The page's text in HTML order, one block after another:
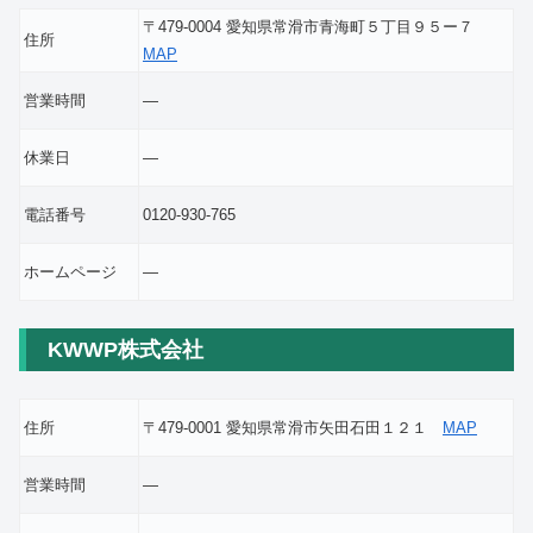
住所
〒479-0004 愛知県常滑市青海町５丁目９５ー７
MAP
営業時間 ―
休業日 ―
電話番号 0120-930-765
ホームページ ―
KWWP株式会社
住所 〒479-0001 愛知県常滑市矢田石田１２１ MAP
営業時間 ―